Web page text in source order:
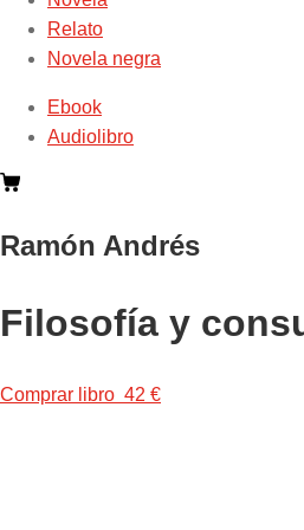
Relato
Novela negra
Ebook
Audiolibro
Ramón Andrés
Filosofía y
Comprar libro 42 €